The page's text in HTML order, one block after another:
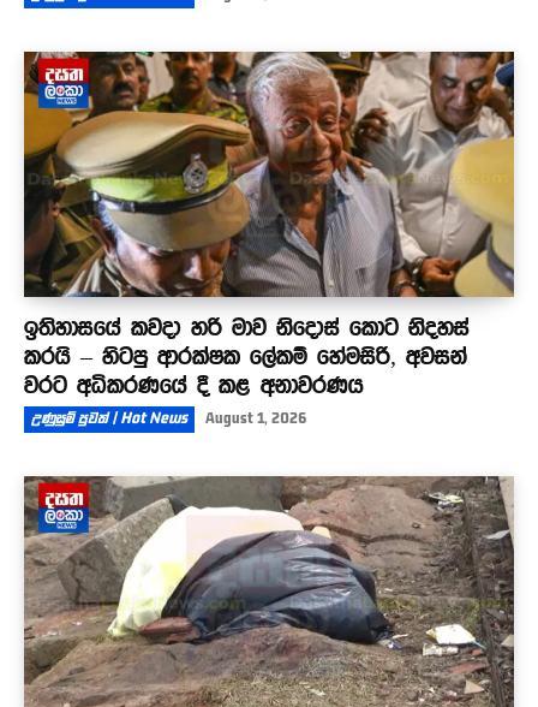
ඉතිහාසයේ කවදා හරි මාව නිදොස් කොට නිදහස්
කරයි – හිටපු ආරක්ෂක ලේකම් හේමසිරි, අවසන්
වරට අධිකරණයේ දී කළ අනාවරණය
උණුසුම් පුවත් | Hot News August 1, 2026